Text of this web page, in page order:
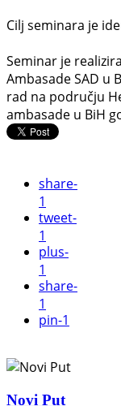
Cilj seminara je
Seminar je
Ambasade SAD u
rad na području
ambasade u BiH
share-
1
tweet-
1
plus-
1
share-
1
pin-1
Novi Put